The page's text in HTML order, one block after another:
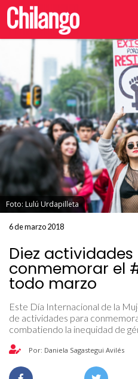
Foto: Lulú Urdapilleta
6 de marzo 2018
Diez
conmemorar el
todo marzo
Este Día Internacional de la
de actividades para
combatiendo la inequidad de
Por: Daniela Sagastegui Avilés